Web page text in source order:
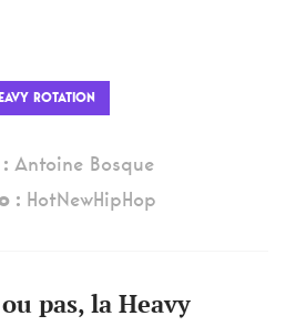
ROTATION
Antoine Bosque
: HotNewHipHop
pas, la Heavy